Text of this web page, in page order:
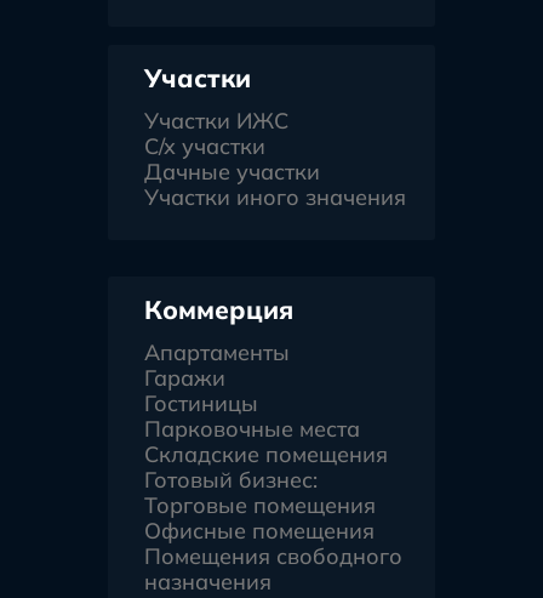
Участки
Участки ИЖС
С/х участки
Дачные участки
Участки иного значения
Коммерция
Апартаменты
Гаражи
Гостиницы
Парковочные места
Складские помещения
Готовый бизнес:
Торговые помещения
Офисные помещения
Помещения свободного
назначения